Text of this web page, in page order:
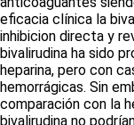
eficacia clínica la
inhibicion directa y
bivalirudina ha sido
heparina, pero con
hemorrágicas. Sin
comparación con la
bivalirudina no